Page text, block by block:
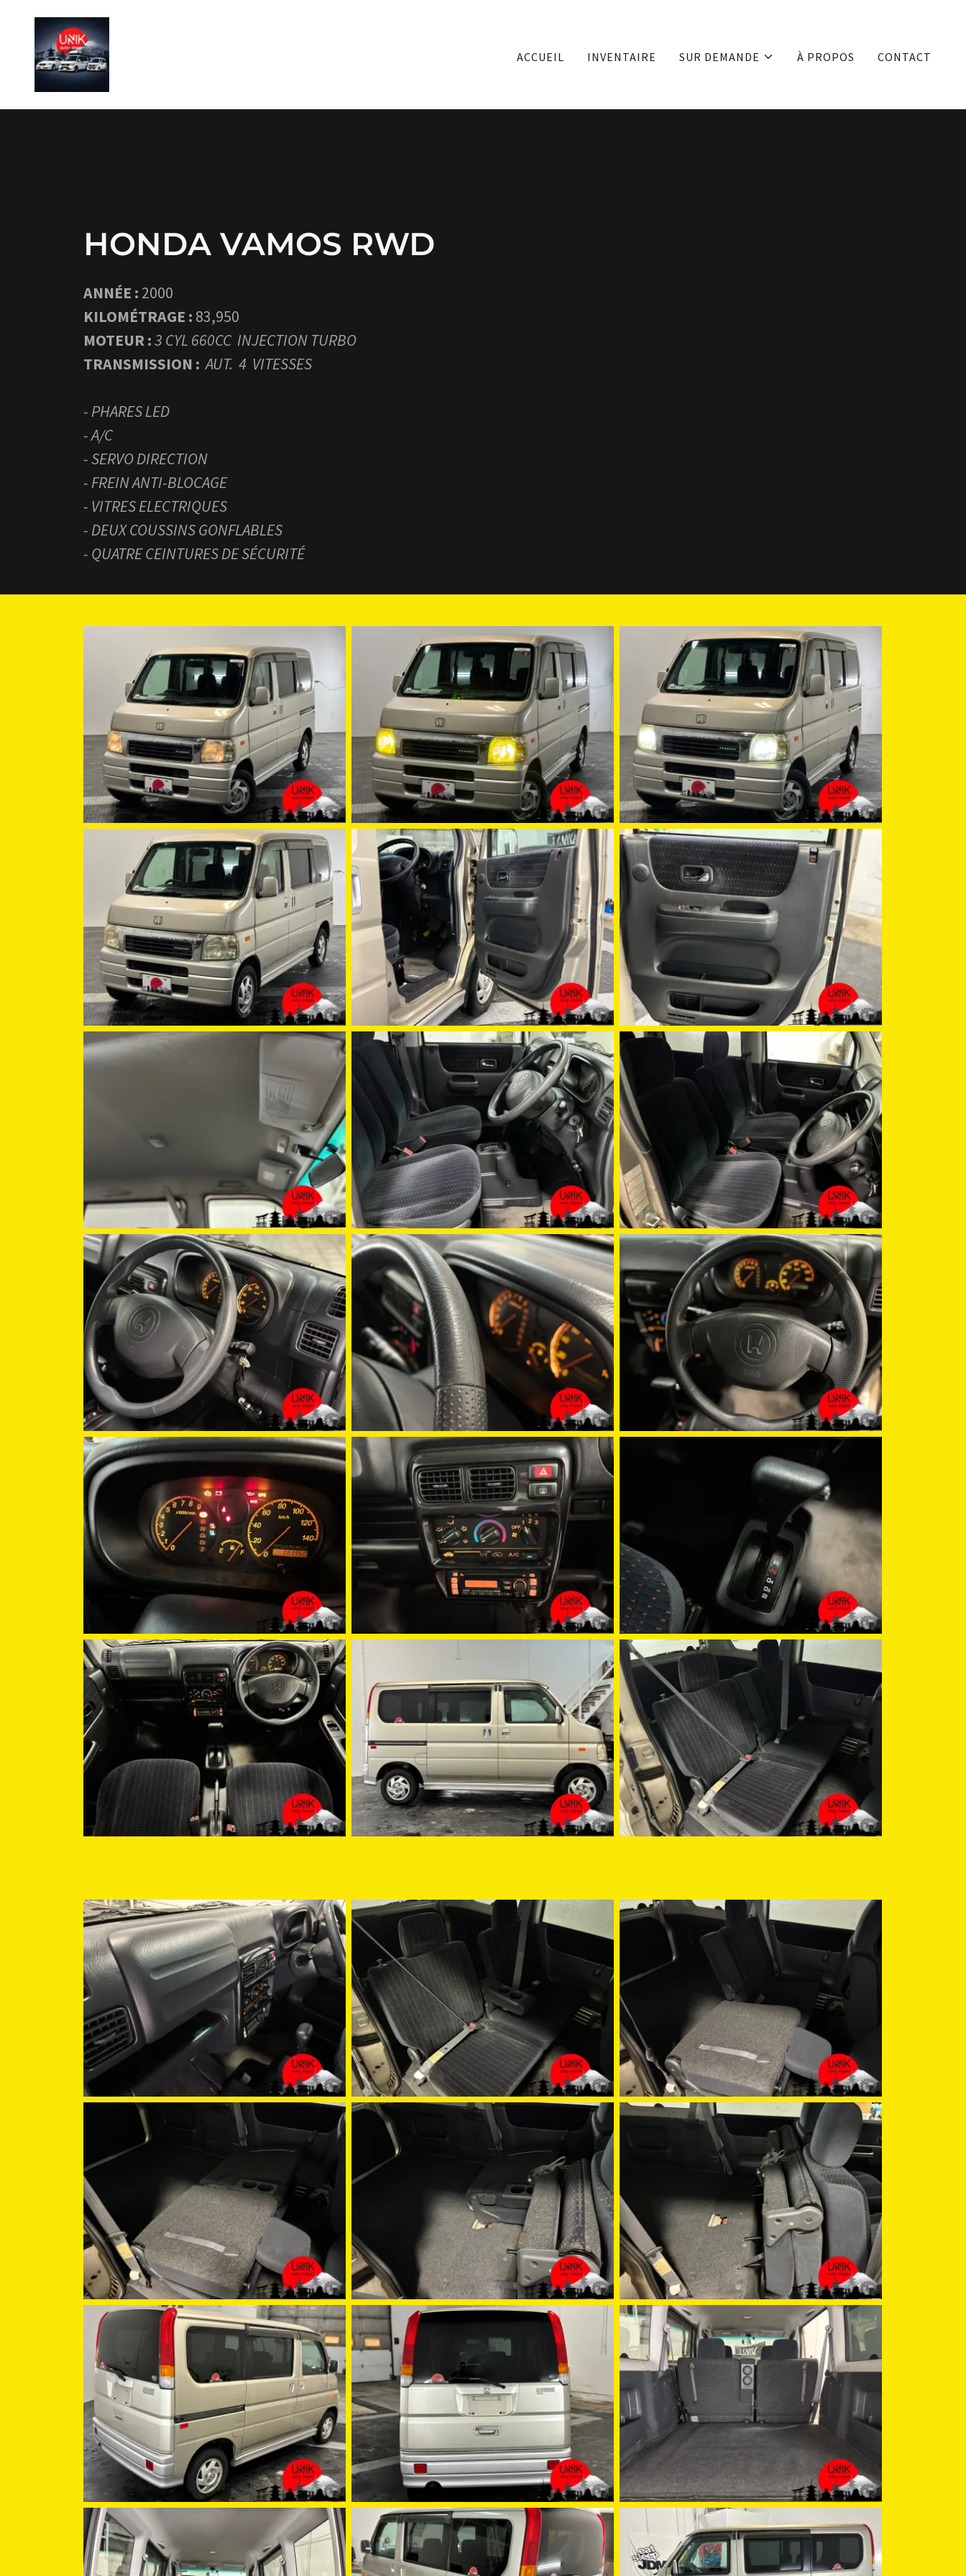
ACCUEIL INVENTAIRE SUR DEMANDE À PROPOS CONTACT
HONDA VAMOS RWD
ANNÉE : 2000
KILOMÉTRAGE : 83,950
MOTEUR :3 CYL 660CC INJECTION TURBO
TRANSMISSION : AUT. 4 VITESSES
- PHARES LED
- A/C
- SERVO DIRECTION
- FREIN ANTI-BLOCAGE
- VITRES ELECTRIQUES
- DEUX COUSSINS GONFLABLES
- QUATRE CEINTURES DE SÉCURITÉ